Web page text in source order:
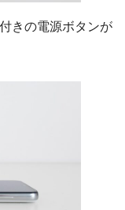
きの電源ボタンが